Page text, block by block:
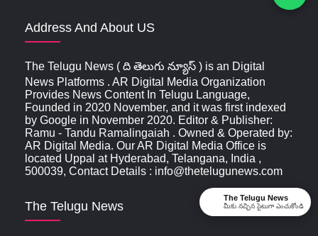
Address And About US
The Telugu News ( ది తెలుగు న్యూస్‌ ) is an Digital
News Platforms . AR Digital Media Organization
Provides News Content In Telugu Language,
Founded in 2020 November, and it was first indexed
by Google in November 2020. Editor & Publisher:
Ramu - Tandu Ramalingaiah . Owned & Operated by:
AR Digital Media. Our AR Digital Media Office is
located Uppal at Hyderabad, Telangana, India ,
500039, Contact Details : info@thetelugunews.com
The Telugu News
The Telugu News
మీకు నచ్చిన సైటుగా ఎంచుకోండి